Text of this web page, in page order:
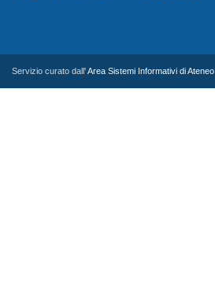
Servizio curato dall'Area Sistemi Informativi di Ateneo